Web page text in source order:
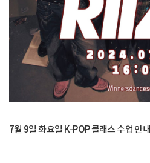
7월 9일 화요일 K-POP 클래스 수업 안내